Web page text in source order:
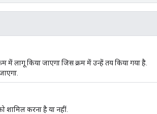
में लागू किया जाएगा जिस क्रम में उन्हें तय किया गया है.
शामिल करना है या नहीं.